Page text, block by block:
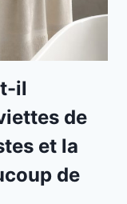
il
de
et la
de